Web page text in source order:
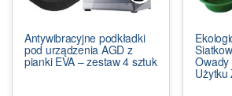
Antywibracyjne podkładki
pod urządzenia AGD z
pianki EVA – zestaw 4 sztuk Owady
Użytku